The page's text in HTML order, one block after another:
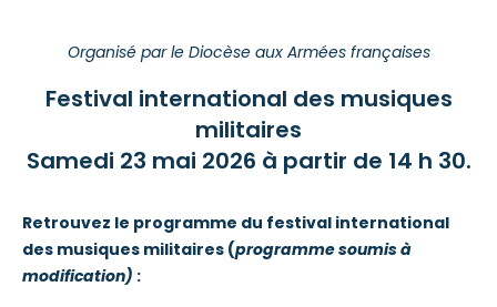
Organisé par le Diocèse aux Armées françaises
Festival international des musiques
militaires
Samedi 23 mai 2026 à partir de 14 h 30.
Retrouvez le programme du festival international
des musiques militaires (programme soumis à
modification) :